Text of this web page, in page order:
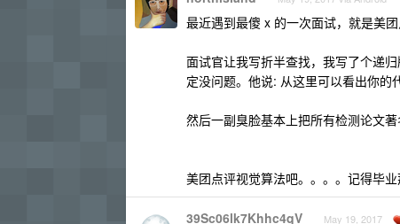
最近遇到最傻 x 的一次面试，就是美团
面试官让我写折半查找，我写了个递
定没问题。他说: 从这里可以看出你的
然后一副臭脸基本上把所有检测论文
美团点评视觉算法吧。。。。记得毕
39Sc06lk7Khhc4qV May 19, 2017